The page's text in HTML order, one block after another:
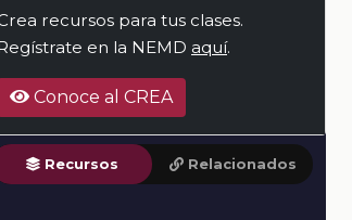
recursos para tus clases.
en la NEMD aquí.
Conoce al CREA
Recursos Relacionados